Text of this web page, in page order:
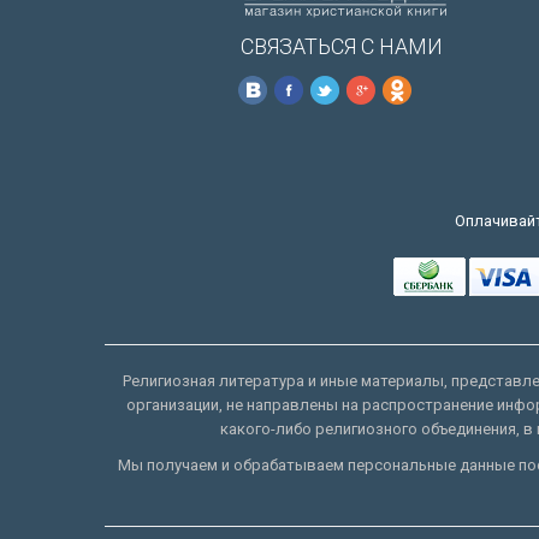
СВЯЗАТЬСЯ С НАМИ
Религиозная литература и иные материалы,
организации, не направлены на распространение
какого-либо религиозного объединения,
Мы получаем и обрабатываем персональные данные